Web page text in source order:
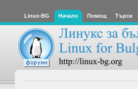
Linux-BG Начало Помощ Търси